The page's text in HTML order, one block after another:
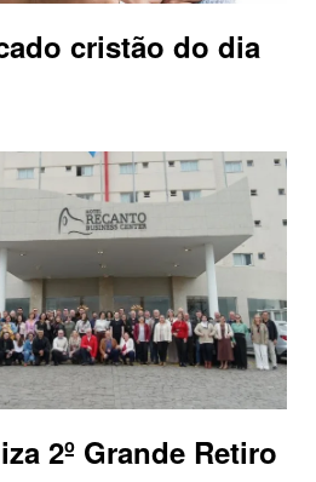
cristão do dia
2º Grande Retiro